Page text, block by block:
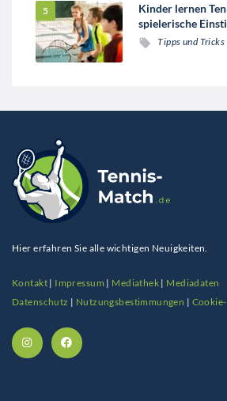
Kinder lernen
spielerische
Tipps und Tricks
Hier erfahren Sie alle wichtigen Neuigkeiten.
Kontakt| Impressum | Mediathek | Mediadaten
Datenschutz | Nutzungsbestimmungen |